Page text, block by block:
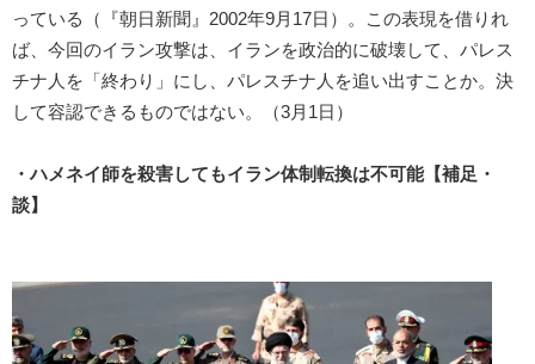
っている（『朝日新聞』2002年9月17日）。この表現を借りれ
ば、今回のイラン攻撃は、イランを政治的に破壊して、パレス
チナ人を「終わり」にし、パレスチナ人を追い出すことか。決
して容認できるものではない。（3月1日）
・ハメネイ師を殺害してもイラン体制転換は不可能【補足・
談】